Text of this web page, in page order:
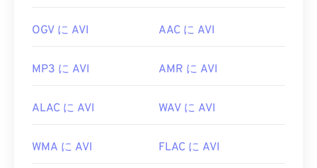
OGV に AVI AAC に AVI
MP3 に AVI AMR に AVI
ALAC に AVI WAV に AVI
WMA に AVI FLAC に AVI